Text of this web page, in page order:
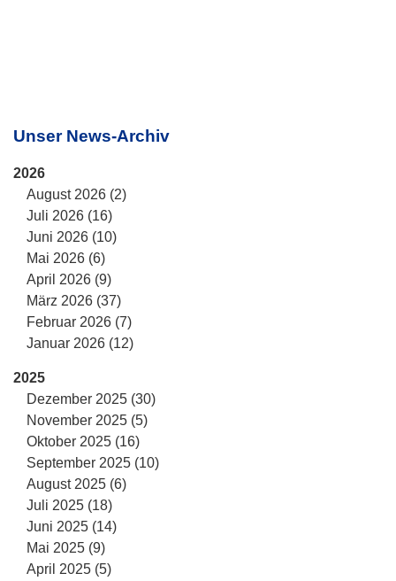
Unser News-Archiv
2026
August 2026 (2)
Juli 2026 (16)
Juni 2026 (10)
Mai 2026 (6)
April 2026 (9)
März 2026 (37)
Februar 2026 (7)
Januar 2026 (12)
2025
Dezember 2025 (30)
November 2025 (5)
Oktober 2025 (16)
September 2025 (10)
August 2025 (6)
Juli 2025 (18)
Juni 2025 (14)
Mai 2025 (9)
April 2025 (5)